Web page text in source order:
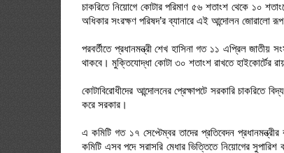
চাকরিতে নিয়োগে কোটার পরিমাণ ৫৬ শতাংশ থেকে ১০
অধিকার সংরক্ষণ পরিষদ’র ব্যানারে এই আন্দোলন জোরালো
পরবর্তীতে প্রধানমন্ত্রী শেখ হাসিনা গত ১১ এপ্রিল জাতীয়
থাকবে। মুক্তিযোদ্ধা কোটা ৩০ শতাংশ রাখতে হাইকোর্টের
কোটাবিরোধীদের আন্দোলনের প্রেক্ষাপটে সরকারি চাকরিতে
করে সরকার।
এ কমিটি গত ১৭ সেপ্টেম্বর তাদের প্রতিবেদন
কমিটি এসব পদে সরাসরি মেধার ভিত্তিতে নিয়োগের